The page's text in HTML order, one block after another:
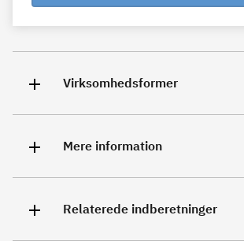
Virksomhedsformer
Mere information
Relaterede indberetninger